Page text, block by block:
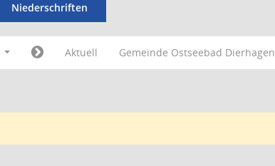
Niederschriften
Aktuell Gemeinde Ostseebad Dierhagen